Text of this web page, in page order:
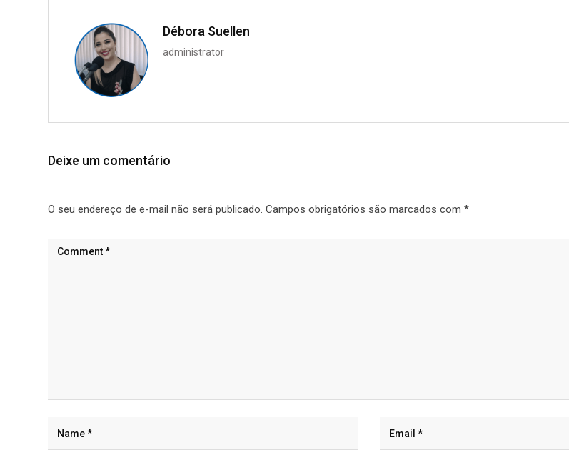
Débora Suellen
administrator
Deixe um comentário
O seu endereço de e-mail não será publicado. Campos obrigatórios são marcados com *